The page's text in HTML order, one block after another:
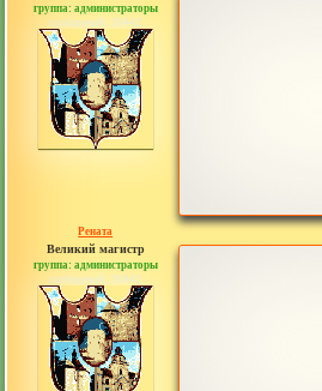
группа: администраторы
сообщений: 30442
Рената
Великий магистр
группа: администраторы
сообщений: 30442